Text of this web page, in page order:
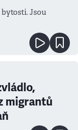
Jsou
migrantů